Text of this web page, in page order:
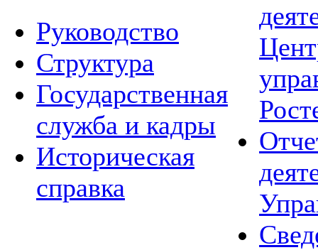
Руководство
Структура
Государственная
служба и кадры
Историческая
справка